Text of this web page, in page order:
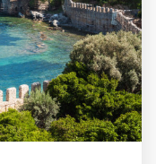
mivel ott
A bankok délelőtt 9 és
nyitva. A
lehet számolni.
amelyből bank-
felvenni.